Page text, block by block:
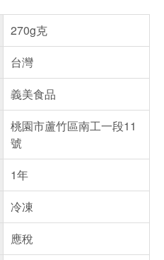
270g克
台灣
義美食品
桃園市蘆竹區南工一段11
號
1年
冷凍
應稅